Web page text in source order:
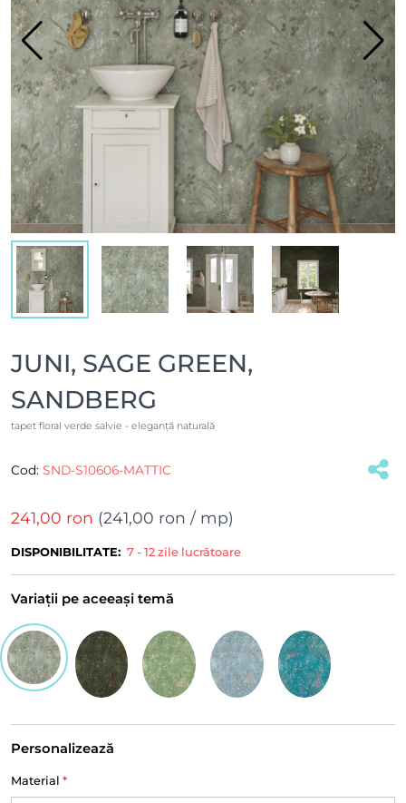
JUNI, SAGE GREEN,
SANDBERG
tapet floral verde salvie - eleganță naturală
Cod: SND-S10606-MATTIC
241,00 ron (241,00 ron / mp)
DISPONIBILITATE: 7 - 12 zile lucrătoare
Variații pe aceeași temă
Personalizează
Material *